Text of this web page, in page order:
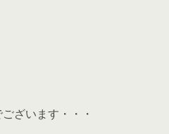
ざいます・・・